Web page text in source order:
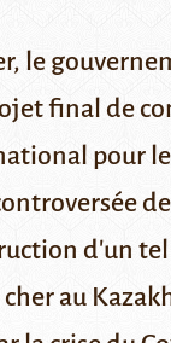
le
final de
pour
d'un
au